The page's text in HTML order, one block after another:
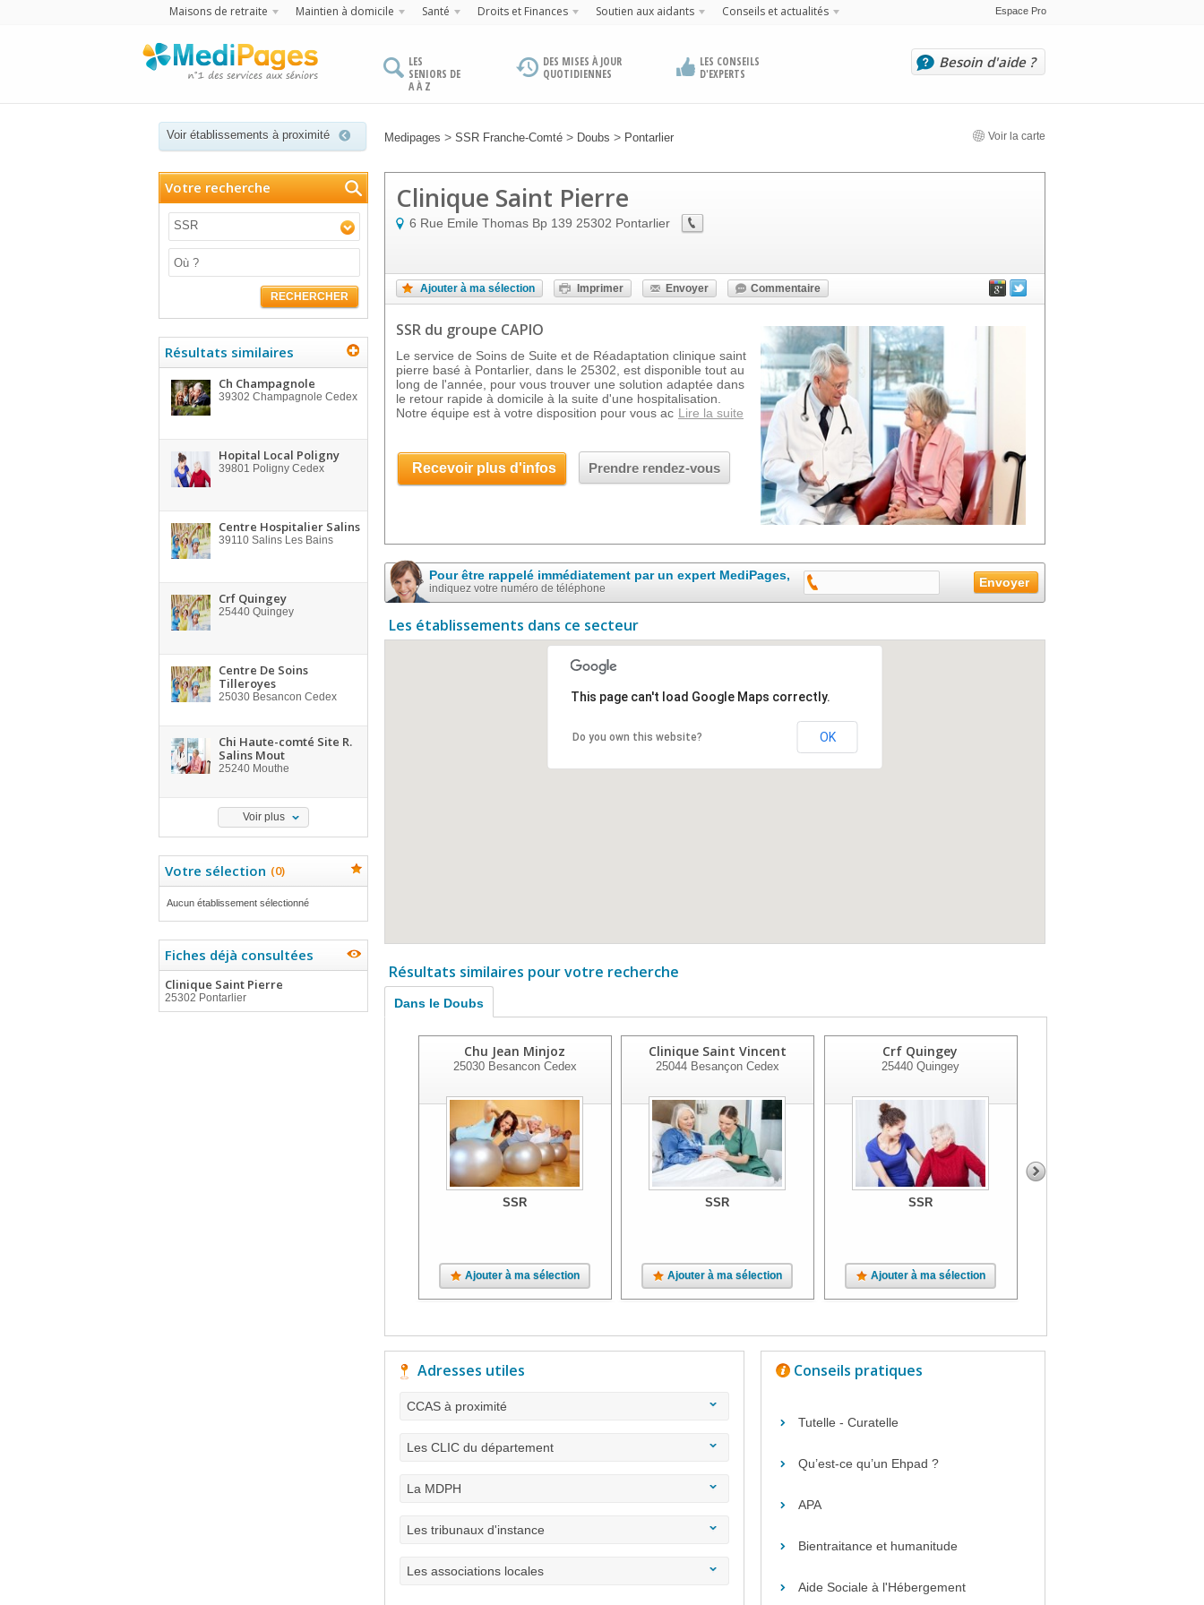
Maisons de retraite Maintien à domicile Santé Droits et Finances Soutien aux aidants Conseils et actualités Espace Pro
LES
SENIORS DE
A À Z
DES MISES À JOUR
QUOTIDIENNES
LES CONSEILS
D'EXPERTS
Besoin d'aide ?
Voir établissements à proximité Medipages > SSR Franche-Comté > Doubs > Pontarlier Voir la carte
Votre recherche
SSR
RECHERCHER
Résultats similaires
Ch Champagnole
39302 Champagnole Cedex
Hopital Local Poligny
39801 Poligny Cedex
Centre Hospitalier Salins
39110 Salins Les Bains
Crf Quingey
25440 Quingey
Centre De Soins
Tilleroyes
25030 Besancon Cedex
Chi Haute-comté Site R.
Salins Mout
25240 Mouthe
Voir plus
Votre sélection (0)
Aucun établissement sélectionné
Fiches déjà consultées
Clinique Saint Pierre
25302 Pontarlier
Clinique Saint Pierre
6 Rue Emile Thomas Bp 139 25302 Pontarlier
Ajouter à ma sélection Imprimer Envoyer Commentaire
SSR du groupe CAPIO
Le service de Soins de Suite et de Réadaptation clinique saint
pierre basé à Pontarlier, dans le 25302, est disponible tout au
long de l'année, pour vous trouver une solution adaptée dans
le retour rapide à domicile à la suite d'une hospitalisation.
Notre équipe est à votre disposition pour vous ac Lire la suite
Recevoir plus d'infos Prendre rendez-vous
Pour être rappelé immédiatement par un expert MediPages,
indiquez votre numéro de téléphone
Les établissements dans ce secteur
This page can't load Google Maps correctly.
Do you own this website? OK
Résultats similaires pour votre recherche
Dans le Doubs
Chu Jean Minjoz
25030Besancon Cedex
SSR
Ajouter à ma sélection
Clinique Saint Vincent
25044Besançon Cedex
SSR
Ajouter à ma sélection
Crf Quingey
25440Quingey
SSR
Ajouter à ma sélection
Adresses utiles
CCAS à proximité
Les CLIC du département
La MDPH
Les tribunaux d'instance
Les associations locales
Conseils pratiques
Tutelle - Curatelle
Qu’est-ce qu’un Ehpad ?
APA
Bientraitance et humanitude
Aide Sociale à l'Hébergement